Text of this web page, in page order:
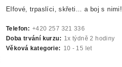
Elfové, trpaslíci, skřeti... a boj s nimi!
Telefon: +420 257 321 336
Doba trvání kurzu: 1x týdně 2 hodiny
Věková kategorie:
10 - 15 let